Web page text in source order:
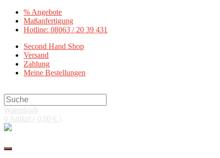
Zum
Inhalt
springen
% Angebote
Maßanfertigung
Hotline: 08063 / 20 39 431
Second Hand Shop
Versand
Zahlung
Meine Bestellungen
Search
this
website
Warenkorb
0 Artikel ( 0,00 € )